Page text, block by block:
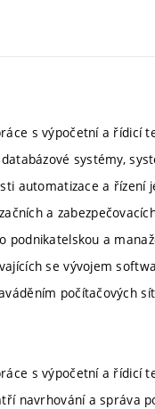
s výpočetní a řídicí
systémy,
automatizace a
a
podnikatelskou a
se vývojem
počítačových
s výpočetní a řídicí
navrhování a správa